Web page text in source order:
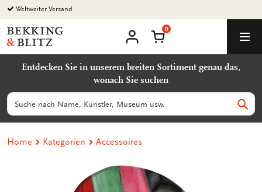
Zurück
zum
Inhalt
Bekking
&
Uitgevers
Warenkorb
0
Entdecken Sie in unserem breiten Sortiment genau das,
wonach Sie suchen
Suchen
Home Kategorien Accessoires